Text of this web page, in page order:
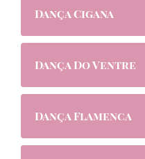
Dança Cigana
Dança Do Ventre
Dança Flamenca